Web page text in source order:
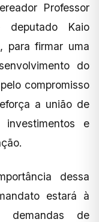
Professor
Kaio
para firmar uma
do
compromisso
a união de
e
dessa
estará à
demandas de